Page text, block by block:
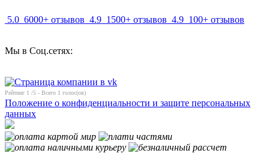
5.0 6000+ отзывов 4.9 1500+ отзывов 4.9 100+ отзывов
Мы в Соц.сетях:
Рейтинг 1 /5 - Всего 1 голос(ов)
Положение о конфиденциальности и защите персональных
данных